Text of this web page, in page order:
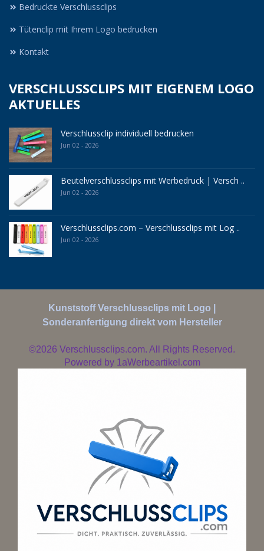
Bedruckte Verschlussclips
Tütenclip mit Ihrem Logo bedrucken
Kontakt
VERSCHLUSSCLIPS MIT EIGENEM LOGO
AKTUELLES
Verschlussclip individuell bedrucken
Jun 02 - 2026
Beutelverschlussclips mit Werbedruck | Versch ..
Jun 02 - 2026
Verschlussclips.com – Verschlussclips mit Log ..
Jun 02 - 2026
Kunststoff Verschlussclips mit Logo |
Sonderanfertigung direkt vom Hersteller
©2026 Verschlussclips.com. All Rights Reserved.
Powered by 1aWerbeartikel.com